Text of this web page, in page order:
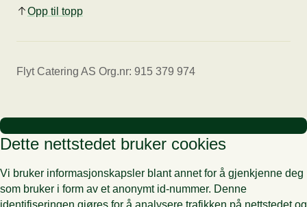
Opp til topp
Flyt Catering AS Org.nr: 915 379 974
Dette nettstedet bruker cookies
Vi bruker informasjonskapsler blant annet for å gjenkjenne deg
som bruker i form av et anonymt id-nummer. Denne
identifiseringen gjøres for å analysere trafikken på nettstedet og